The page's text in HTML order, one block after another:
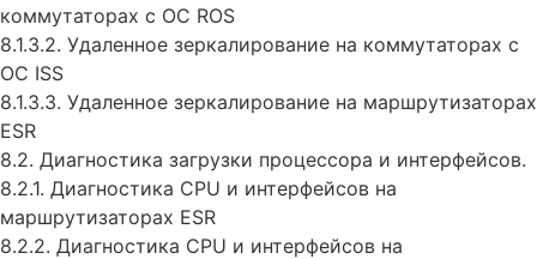
коммутаторах с ОС ROS
8.1.3.2. Удаленное зеркалирование на коммутаторах с
ОС ISS
8.1.3.3. Удаленное зеркалирование на маршрутизаторах
ESR
8.2. Диагностика загрузки процессора и интерфейсов.
8.2.1. Диагностика CPU и интерфейсов на
маршрутизаторах ESR
8.2.2. Диагностика CPU и интерфейсов на